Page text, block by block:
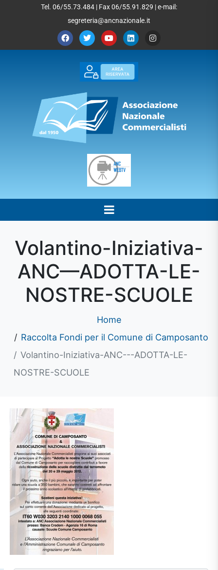
Tel. 06/55.73.484 | Fax 06/55.91.829 | e-mail:
segreteria@ancnazionale.it
Volantino-Iniziativa-
ANC—ADOTTA-LE-
NOSTRE-SCUOLE
Home
Raccolta Fondi per il Comune di Camposanto
Volantino-Iniziativa-ANC---ADOTTA-LE-
NOSTRE-SCUOLE